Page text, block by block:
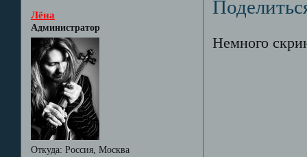
Лёна
Администратор
Откуда: Россия, Москва
Немного